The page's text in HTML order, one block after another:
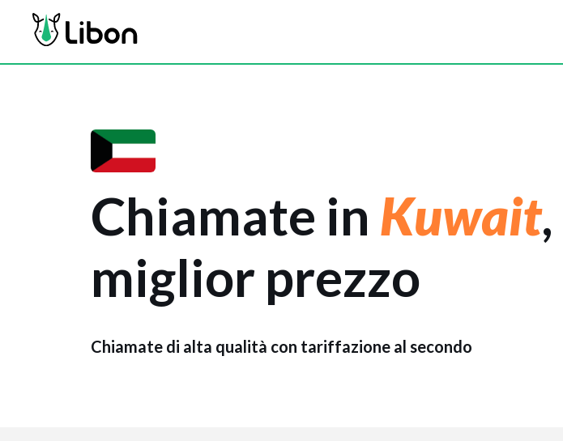
Chiamate in Kuwait
miglior prezzo
Chiamate di alta qualità con tariffazione al secondo